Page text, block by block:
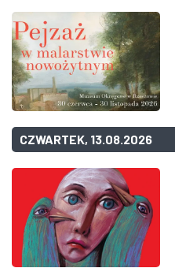
CZWARTEK, 13.08.2026